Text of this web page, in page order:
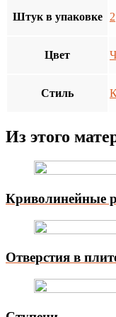
Штук в упаковке 2
Цвет
Стиль
Из этого
Криволинейные
Отверстия в